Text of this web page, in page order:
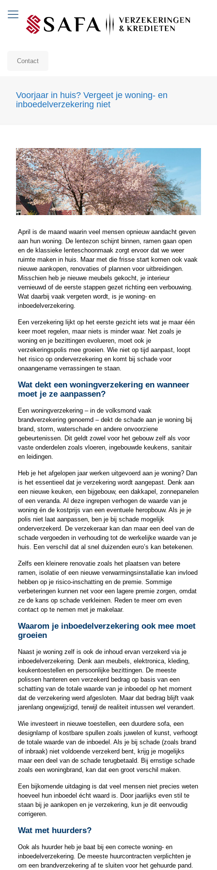
Contact
Voorjaar in huis? Vergeet je woning- en
inboedelverzekering niet
April is de maand waarin veel mensen opnieuw aandacht geven
aan hun woning. De lentezon schijnt binnen, ramen gaan open
en de klassieke lenteschoonmaak zorgt ervoor dat we weer
ruimte maken in huis. Maar met die frisse start komen ook vaak
nieuwe aankopen, renovaties of plannen voor uitbreidingen.
Misschien heb je nieuwe meubels gekocht, je interieur
vernieuwd of de eerste stappen gezet richting een verbouwing.
Wat daarbij vaak vergeten wordt, is je woning- en
inboedelverzekering.
Een verzekering lijkt op het eerste gezicht iets wat je maar één
keer moet regelen, maar niets is minder waar. Net zoals je
woning en je bezittingen evolueren, moet ook je
verzekeringspolis mee groeien. Wie niet op tijd aanpast, loopt
het risico op onderverzekering en komt bij schade voor
onaangename verrassingen te staan.
Wat dekt een woningverzekering en wanneer
moet je ze aanpassen?
Een woningverzekering – in de volksmond vaak
brandverzekering genoemd – dekt de schade aan je woning bij
brand, storm, waterschade en andere onvoorziene
gebeurtenissen. Dit geldt zowel voor het gebouw zelf als voor
vaste onderdelen zoals vloeren, ingebouwde keukens, sanitair
en leidingen.
Heb je het afgelopen jaar werken uitgevoerd aan je woning? Dan
is het essentieel dat je verzekering wordt aangepast. Denk aan
een nieuwe keuken, een bijgebouw, een dakkapel, zonnepanelen
of een veranda. Al deze ingrepen verhogen de waarde van je
woning én de kostprijs van een eventuele heropbouw. Als je je
polis niet laat aanpassen, ben je bij schade mogelijk
onderverzekerd. De verzekeraar kan dan maar een deel van de
schade vergoeden in verhouding tot de werkelijke waarde van je
huis. Een verschil dat al snel duizenden euro’s kan betekenen.
Zelfs een kleinere renovatie zoals het plaatsen van betere
ramen, isolatie of een nieuwe verwarmingsinstallatie kan invloed
hebben op je risico-inschatting en de premie. Sommige
verbeteringen kunnen net voor een lagere premie zorgen, omdat
ze de kans op schade verkleinen. Reden te meer om even
contact op te nemen met je makelaar.
Waarom je inboedelverzekering ook mee moet
groeien
Naast je woning zelf is ook de inhoud ervan verzekerd via je
inboedelverzekering. Denk aan meubels, elektronica, kleding,
keukentoestellen en persoonlijke bezittingen. De meeste
polissen hanteren een verzekerd bedrag op basis van een
schatting van de totale waarde van je inboedel op het moment
dat de verzekering werd afgesloten. Maar dat bedrag blijft vaak
jarenlang ongewijzigd, terwijl de realiteit intussen wel verandert.
Wie investeert in nieuwe toestellen, een duurdere sofa, een
designlamp of kostbare spullen zoals juwelen of kunst, verhoogt
de totale waarde van de inboedel. Als je bij schade (zoals brand
of inbraak) niet voldoende verzekerd bent, krijg je mogelijks
maar een deel van de schade terugbetaald. Bij ernstige schade
zoals een woningbrand, kan dat een groot verschil maken.
Een bijkomende uitdaging is dat veel mensen niet precies weten
hoeveel hun inboedel écht waard is. Door jaarlijks even stil te
staan bij je aankopen en je verzekering, kun je dit eenvoudig
corrigeren.
Wat met huurders?
Ook als huurder heb je baat bij een correcte woning- en
inboedelverzekering. De meeste huurcontracten verplichten je
om een brandverzekering af te sluiten voor het gehuurde pand.